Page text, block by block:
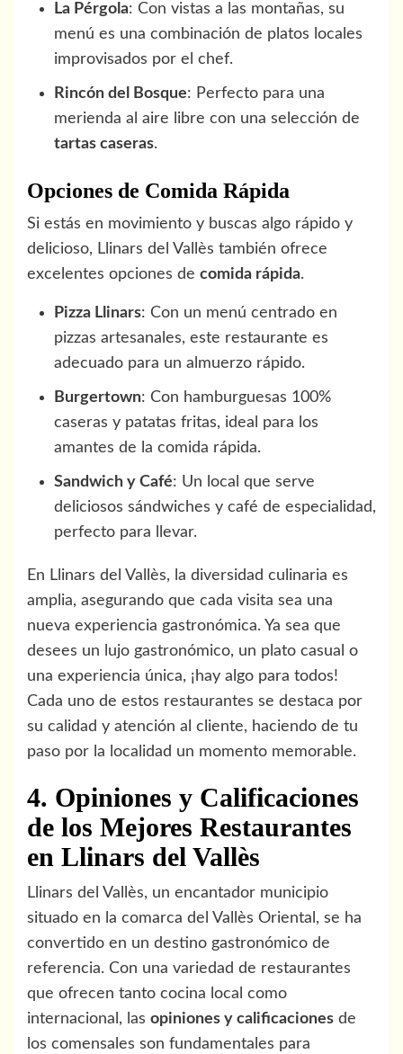
La Pérgola: Con vistas a las montañas, su
menú es una combinación de platos locales
improvisados por el chef.
Rincón del Bosque: Perfecto para una
merienda al aire libre con una selección de
tartas caseras.
Opciones de Comida Rápida
Si estás en movimiento y buscas algo rápido y
delicioso, Llinars del Vallès también ofrece
excelentes opciones de comida rápida.
Pizza Llinars: Con un menú centrado en
pizzas artesanales, este restaurante es
adecuado para un almuerzo rápido.
Burgertown: Con hamburguesas 100%
caseras y patatas fritas, ideal para los
amantes de la comida rápida.
Sandwich y Café: Un local que serve
deliciosos sándwiches y café de especialidad,
perfecto para llevar.
En Llinars del Vallès, la diversidad culinaria es
amplia, asegurando que cada visita sea una
nueva experiencia gastronómica. Ya sea que
desees un lujo gastronómico, un plato casual o
una experiencia única, ¡hay algo para todos!
Cada uno de estos restaurantes se destaca por
su calidad y atención al cliente, haciendo de tu
paso por la localidad un momento memorable.
4. Opiniones y Calificaciones
de los Mejores Restaurantes
en Llinars del Vallès
Llinars del Vallès, un encantador municipio
situado en la comarca del Vallès Oriental, se ha
convertido en un destino gastronómico de
referencia. Con una variedad de restaurantes
que ofrecen tanto cocina local como
internacional, las opiniones y calificaciones de
los comensales son fundamentales para